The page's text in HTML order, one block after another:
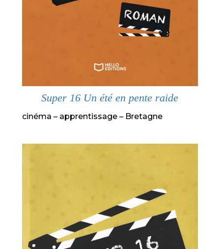
Super 16 Un été en pente raide
cinéma – apprentissage – Bretagne